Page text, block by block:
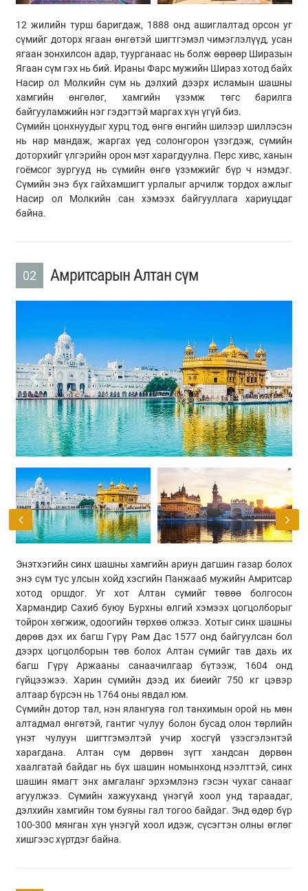
12 жилийн турш баригдаж, 1888 онд ашиглалтад орсон уг
сүмийг доторх ягаан өнгөтэй шигтгэмэл чимэглэлүүд, усан
ягаан зонхилсон адар, туурганаас нь болж өөрөөр Ширазын
Ягаан сүм гэх нь бий. Ираны Фарс мужийн Шираз хотод байх
Насир ол Молкийн сүм нь дэлхий дээрх исламын шашны
хамгийн өнгөлөг, хамгийн үзэмж төгс барилга
байгууламжийн нэг гэдэгтэй маргах хүн үгүй биз.
Сүмийн цонхнуудыг хурц тод, өнгө өнгийн шилээр шиллэсэн
нь нар мандаж, жаргах үед солонгорон үзэгдэж, сүмийн
доторхийг үлгэрийн орон мэт харагдуулна. Перс хивс, ханын
гоёмсог зургууд нь сүмийн өнгө үзэмжийг бүр ч нэмдэг.
Сүмийн энэ бүх гайхамшигт урлалыг арчилж тордох ажлыг
Насир ол Молкийн сан хэмээх байгууллага хариуцдаг
байна.
02 Амритсарын Алтан сүм
Previous Next
Энэтхэгийн синх шашны хамгийн ариун дагшин газар болох
энэ сүм тус улсын хойд хэсгийн Панжааб мужийн Амритсар
хотод оршдог. Уг хот Алтан сүмийг төвөө болгосон
Хармандир Сахиб буюу Бурхны өлгий хэмээх цогцолборыг
тойрон хөгжиж, одоогийн төрхөө олжээ. Хотыг синх шашны
дөрөв дэх их багш Гүрү Рам Дас 1577 онд байгуулсан бол
дээрх цогцолборын төв болох Алтан сүмийг тав дахь их
багш Гүрү Аржааны санаачилгаар бүтээж, 1604 онд
гүйцээжээ. Харин сүмийн дээд их биеийг 750 кг цэвэр
алтаар бүрсэн нь 1764 оны явдал юм.
Сүмийн дотор тал, нэн ялангуяа гол танхимын орой нь мөн
алтадмал өнгөтэй, гантиг чулуу болон бусад олон төрлийн
үнэт чулуун шигтгэмэлтэй учир хосгүй үзэсгэлэнтэй
харагдана. Алтан сүм дөрвөн зүгт хандсан дөрвөн
хаалгатай байдаг нь бүх шашин номынхонд нээлттэй, синх
шашин ямагт энх амгаланг эрхэмлэнэ гэсэн чухаг санааг
агуулжээ. Сүмийн хажууханд үнэгүй хоол унд тараадаг,
дэлхийн хамгийн том буяны гал тогоо байдаг. Энд өдөр бүр
100-300 мянган хүн үнэгүй хоол идэж, сүсэгтэн олны өглөг
хишгээс хүртдэг байна.